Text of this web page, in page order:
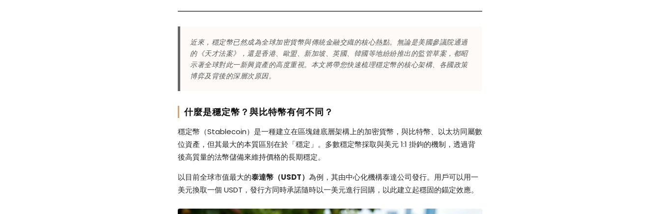
近來，穩定幣已然成為全球加密貨幣與傳統金融交織的核心熱點。無論是美國參議院通過
的《天才法案》，還是香港、歐盟、新加坡、英國、韓國等地紛紛推出的監管草案，都昭
示著全球對此一新興資產的高度重視。本文將帶您快速梳理穩定幣的核心架構、各國政策
博弈及背後的深層次原因。
什麼是穩定幣？與比特幣有何不同？
穩定幣（Stablecoin）是一種建立在區塊鏈底層架構上的加密貨幣，與比特幣、以太坊同屬數
位資產，但其最大的本質區別在於「穩定」。多數穩定幣採取與美元 1:1 掛鉤的機制，透過背
後高質量的法幣儲備來維持價格的長期穩定。
以目前全球市值最大的泰達幣（USDT） 為例，其由中心化機構泰達公司發行。用戶可以用一
美元換取一個 USDT，發行方同時承諾隨時以一美元進行回購，以此建立起穩固的錨定效應。